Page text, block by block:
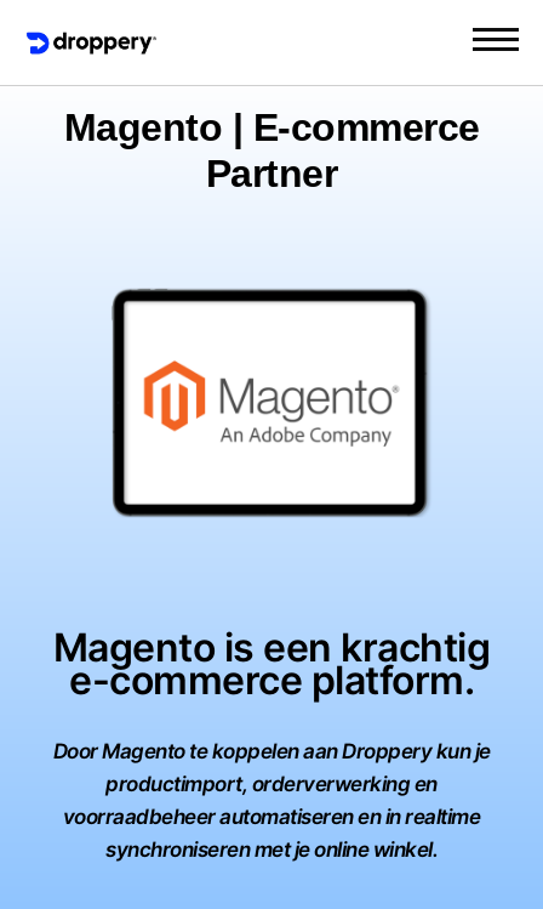
Magento | E-commerce
Partner
Magento is een krachtig
e-commerce platform.
Door Magento te koppelen aan Droppery kun je
productimport, orderverwerking en
voorraadbeheer automatiseren en in realtime
synchroniseren met je online winkel.